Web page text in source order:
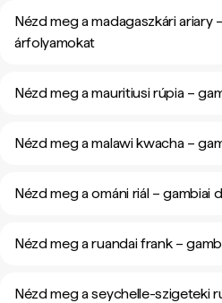
Nézd meg a madagaszkári ariary
árfolyamokat
Nézd meg a mauritiusi rúpia –
Nézd meg a malawi kwacha –
Nézd meg a ománi riál – gambiai
Nézd meg a ruandai frank –
Nézd meg a seychelle-szigeteki